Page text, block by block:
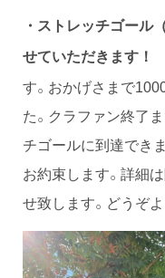
・ストレッチゴール
せていただきます！
す。おかげさまで
た。クラファン終了
チゴールに到達でき
お約束します。詳細
せ致します。どうぞ